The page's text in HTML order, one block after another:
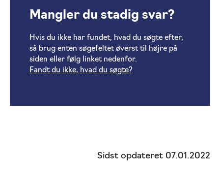
Mangler du stadig svar?
Hvis du ikke har fundet, hvad du søgte efter,
så brug enten søgefeltet øverst til højre på
siden eller følg linket nedenfor.
Fandt du ikke, hvad du søgte?
Sidst opdateret 07.01.2022